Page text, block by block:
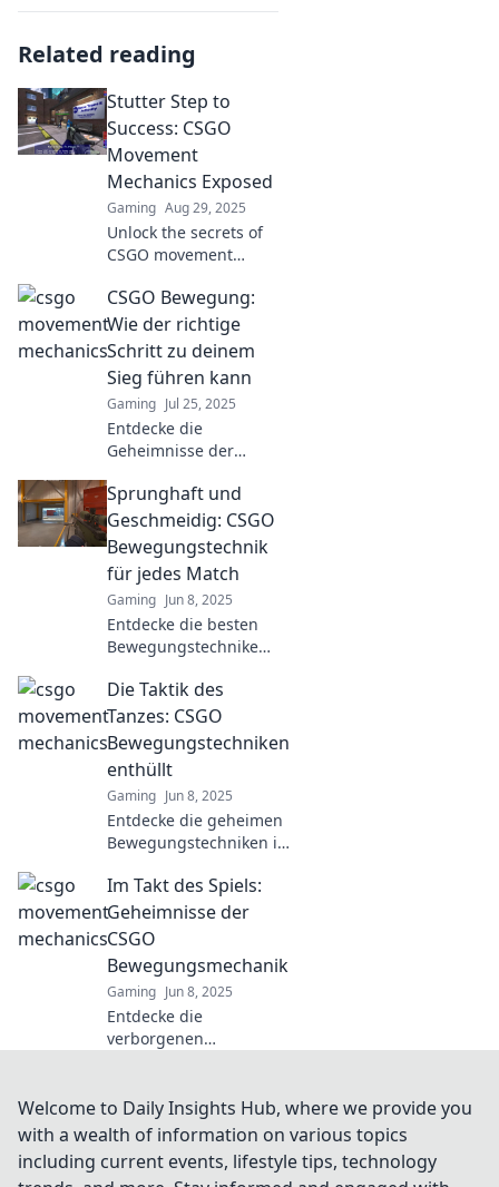
Related reading
Stutter Step to
Success: CSGO
Movement
Mechanics Exposed
Gaming Aug 29, 2025
Unlock the secrets of
CSGO movement
how stutter stepping
can boost your
gameplay and elevate
heights.
CSGO Bewegung:
Wie der richtige
Schritt zu deinem
Sieg führen kann
Gaming Jul 25, 2025
Entdecke die
Geheimnisse der
Lerne, wie die
richtigen Schritte dich
sicher zum Sieg
führen. Beginn deine
Reise zum Meister!
Sprunghaft und
Geschmeidig: CSGO
Bewegungstechnik
für jedes Match
Gaming Jun 8, 2025
Entdecke die besten
Bewegungstechniken
sprunghaft und
geschmeidig für jeden
Match – Tipps, Tricks
und strategische
Insights!
Die Taktik des
Tanzes: CSGO
Bewegungstechniken
enthüllt
Gaming Jun 8, 2025
Entdecke die geheimen
Bewegungstechniken in
Taktik des Tanzes und
dominiere deine
Gegner. Jetzt klicken
Im Takt des Spiels:
Geheimnisse der
CSGO
Bewegungsmechanik
Gaming Jun 8, 2025
Entdecke die
verborgenen
und meistere das Spiel
wie ein Profi! Tipps,
Insights warten auf
Welcome to Daily Insights Hub, where we provide you
with a wealth of information on various topics
including current events, lifestyle tips, technology